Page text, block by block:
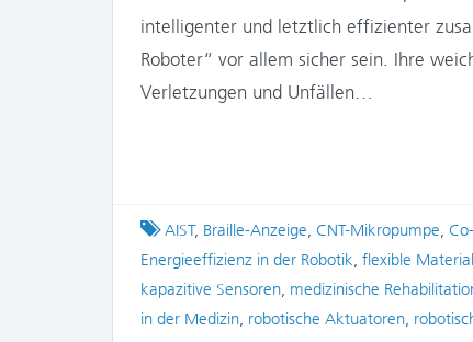
intelligenter und letztlich effizienter
Roboter“ vor allem sicher sein. Ihre
Verletzungen und Unfällen…
Tagged
AIST, Braille-Anzeige, CNT-Mikropumpe,
Energieeffizienz in der Robotik, flexible
kapazitive Sensoren, medizinische
in der Medizin, robotische Aktuatoren,